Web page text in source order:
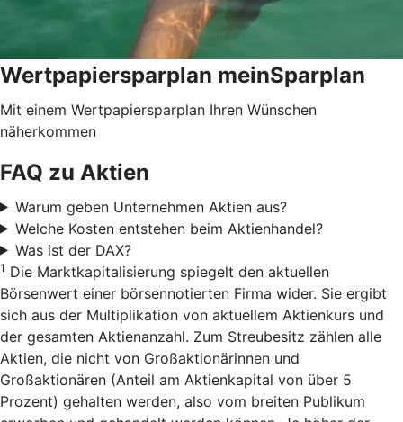
Wertpapiersparplan meinSparplan
Mit einem Wertpapiersparplan Ihren Wünschen
näherkommen
FAQ zu Aktien
Warum geben Unternehmen Aktien aus?
Welche Kosten entstehen beim Aktienhandel?
Was ist der DAX?
1 Die Marktkapitalisierung spiegelt den aktuellen
Börsenwert einer börsennotierten Firma wider. Sie ergibt
sich aus der Multiplikation von aktuellem Aktienkurs und
der gesamten Aktienanzahl. Zum Streubesitz zählen alle
Aktien, die nicht von Großaktionärinnen und
Großaktionären (Anteil am Aktienkapital von über 5
Prozent) gehalten werden, also vom breiten Publikum